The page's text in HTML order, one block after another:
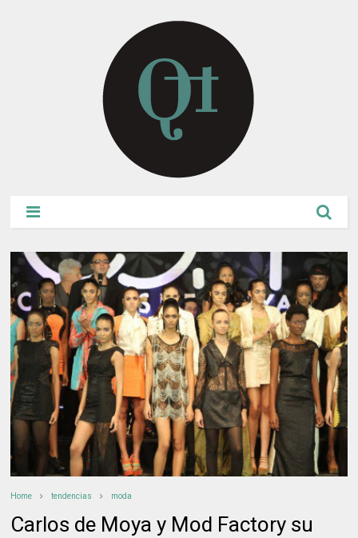
Home tendencias moda
Carlos de Moya y Mod Factory su